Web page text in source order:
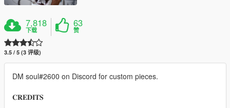
7,818
下载
63
赞
3.5 / 5 (3 评级)
DM soul#2600 on Discord for custom pieces.
𝐂𝐑𝐄𝐃𝐈𝐓𝐒